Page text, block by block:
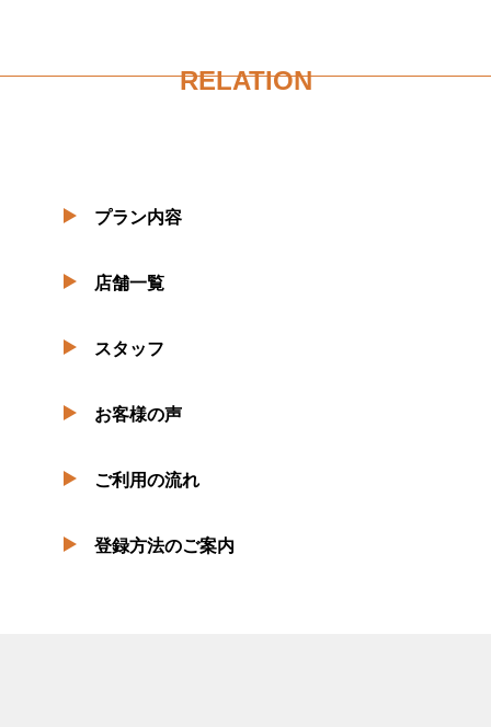
RELATION
プラン内容
店舗一覧
スタッフ
お客様の声
ご利用の流れ
登録方法のご案内